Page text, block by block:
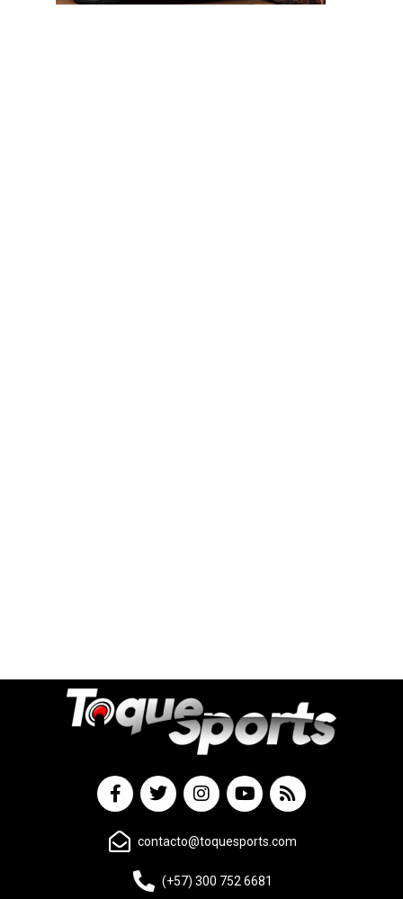
contacto@toquesports.com
(+57) 300 752 6681